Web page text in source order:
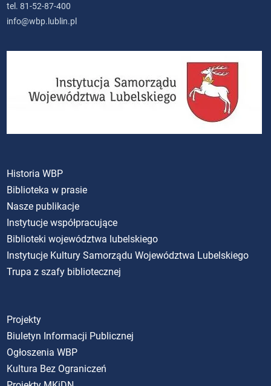
tel. 81-52-87-400
info@wbp.lublin.pl
Historia WBP
Biblioteka w prasie
Nasze publikacje
Instytucje współpracujące
Biblioteki województwa lubelskiego
Instytucje Kultury Samorządu Województwa Lubelskiego
Trupa z szafy bibliotecznej
Projekty
Biuletyn Informacji Publicznej
Ogłoszenia WBP
Kultura Bez Ograniczeń